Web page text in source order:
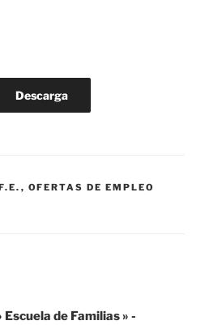
Descarga
, OFERTAS DE EMPLEO
de Familias » -